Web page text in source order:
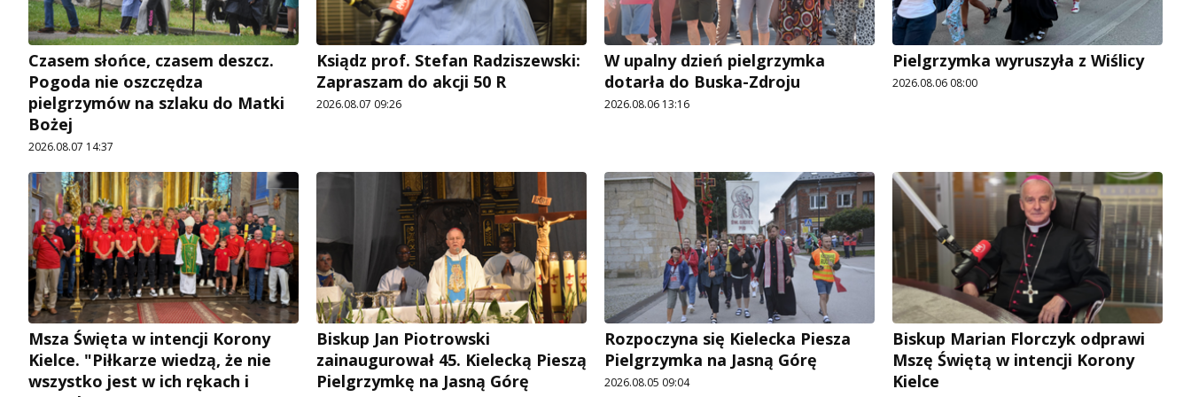
Czasem słońce, czasem deszcz.
Pogoda nie oszczędza
pielgrzymów na szlaku do Matki
Bożej
2026.08.07 14:37
Ksiądz prof. Stefan Radziszewski:
Zapraszam do akcji 50 R
2026.08.07 09:26
W upalny dzień pielgrzymka
dotarła do Buska-Zdroju
2026.08.06 13:16
Pielgrzymka wyruszyła z Wiślicy
2026.08.06 08:00
Msza Święta w intencji Korony
Kielce. "Piłkarze wiedzą, że nie
wszystko jest w ich rękach i
Biskup Jan Piotrowski
zainaugurował 45. Kielecką Pieszą
Pielgrzymkę na Jasną Górę
Rozpoczyna się Kielecka Piesza
Pielgrzymka na Jasną Górę
2026.08.05 09:04
Biskup Marian Florczyk odprawi
Mszę Świętą w intencji Korony
Kielce